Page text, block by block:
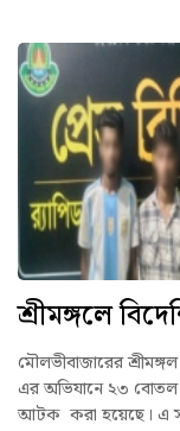
শ্রীমঙ্গলে
মৌলভীবাজারের
এর অভিযানে ২৩ বোতল
আটক করা হয়েছে। এ